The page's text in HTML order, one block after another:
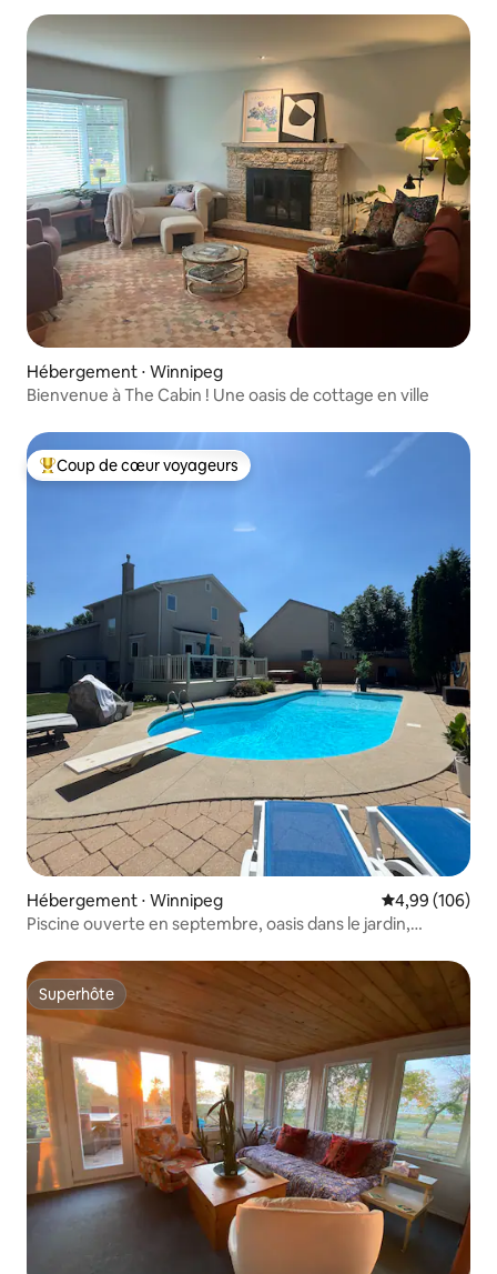
Hébergement ⋅ Winnipeg
Bienvenue à The Cabin ! Une oasis de cottage en ville
Coups de cœur voyageurs les plus appréciés
Coup de cœur voyageurs
Hébergement ⋅ Winnipeg Évaluation
4,99 (106)
Piscine ouverte en septembre, oasis dans le jardin,
Superhôte
Superhôte